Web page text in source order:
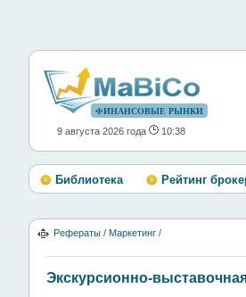
ФИНАНСОВЫЕ РЫНКИ
9 августа 2026 года 10:38
Библиотека Рейтинг
Рефераты / Маркетинг /
Экскурсионно-